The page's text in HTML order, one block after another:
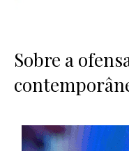
Sobre a